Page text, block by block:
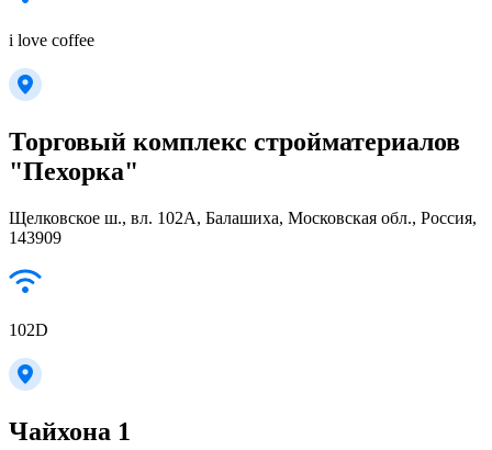
i love coffee
Торговый комплекс стройматериалов
"Пехорка"
Щелковское ш., вл. 102А, Балашиха, Московская обл., Россия,
143909
102D
Чайхона 1